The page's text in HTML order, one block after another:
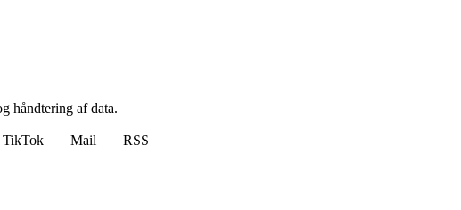
håndtering af data.
TikTok Mail
RSS